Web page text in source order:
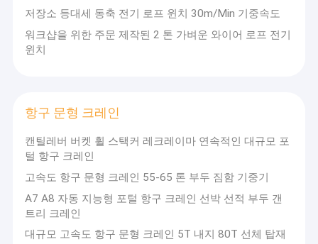
항구 문형 크레인
유압권 양식 작업대
컨테이너 리치 스태거
크레인 예비품
오버헤드 브릿지 크레인
모터
저장소 등대세 동축 전기 로프 윈치 30m/Min 기중속도
워크샵을 위한 주문 제작된 2 톤 가벼운 와이어 로프 전기
윈치
항구 문형 크레인
캔틸레버 버켓 휠 스택커 레크레이마 연속적인 대규모 포
털 항구 크레인
고속도 항구 문형 크레인 55-65 톤 부두 짐함 기중기
A7 A8 자동 지능형 포털 항구 크레인 선박 선적 부두 갠
트리 크레인
대규모 고속도 항구 문형 크레인 5T 내지 80T 선체 탑재